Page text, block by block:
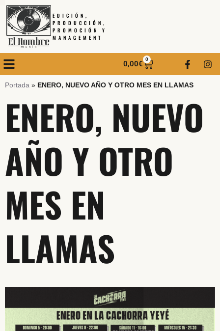
EDICIÓN,
PRODUCCIÓN,
PROMOCIÓN Y
MANAGEMENT
0,00€
0
Portada » ENERO, NUEVO AÑO Y OTRO MES EN LLAMAS
ENERO, NUEVO
AÑO Y OTRO
MES EN
LLAMAS